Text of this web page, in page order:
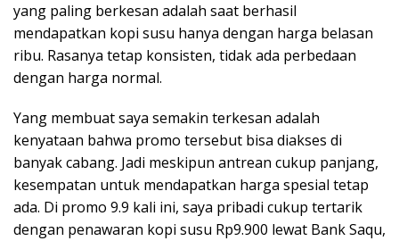
yang paling berkesan adalah saat berhasil
mendapatkan kopi susu hanya dengan harga belasan
ribu. Rasanya tetap konsisten, tidak ada perbedaan
dengan harga normal.
Yang membuat saya semakin terkesan adalah
kenyataan bahwa promo tersebut bisa diakses di
banyak cabang. Jadi meskipun antrean cukup panjang,
kesempatan untuk mendapatkan harga spesial tetap
ada. Di promo 9.9 kali ini, saya pribadi cukup tertarik
dengan penawaran kopi susu Rp9.900 lewat Bank Saqu,